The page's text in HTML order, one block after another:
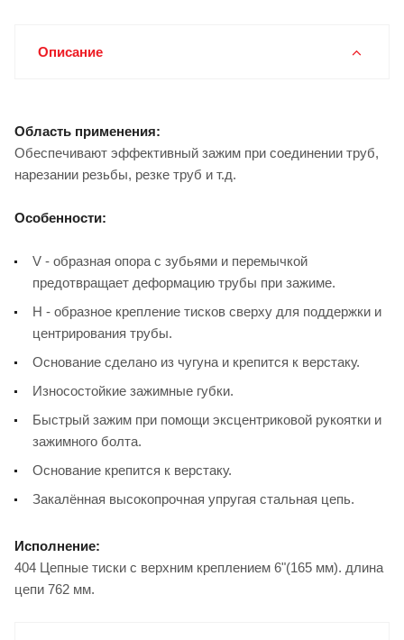
Описание
Область применения:
Обеспечивают эффективный зажим при соединении труб,
нарезании резьбы, резке труб и т.д.
Особенности:
V - образная опора с зубьями и перемычкой
предотвращает деформацию трубы при зажиме.
Н - образное крепление тисков сверху для поддержки и
центрирования трубы.
Основание сделано из чугуна и крепится к верстаку.
Износостойкие зажимные губки.
Быстрый зажим при помощи эксцентриковой рукоятки и
зажимного болта.
Основание крепится к верстаку.
Закалённая высокопрочная упругая стальная цепь.
Исполнение:
404 Цепные тиски с верхним креплением 6"(165 мм). длина
цепи 762 мм.